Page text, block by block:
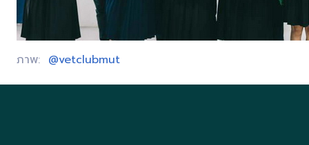
ภาพ: @vetclubmut